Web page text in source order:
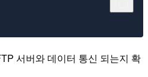
서버와 데이터 통신 되는지 확